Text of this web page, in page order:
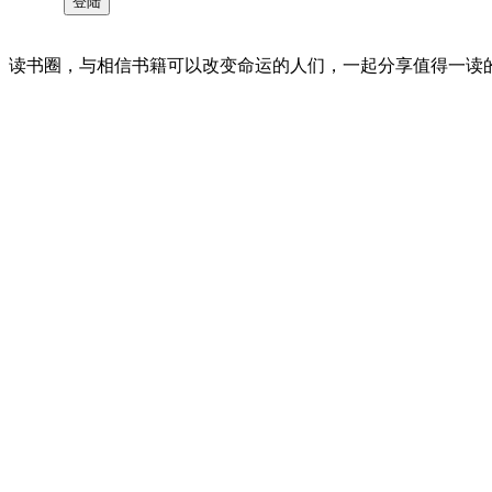
读书圈，与相信书籍可以改变命运的人们，一起分享值得一读